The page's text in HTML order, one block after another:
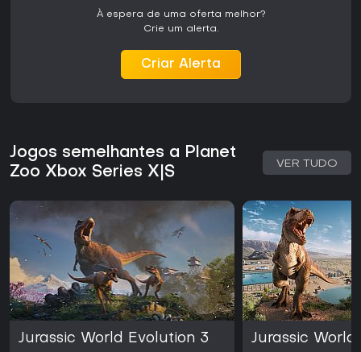
disponibilidade no Xbox Series X|S torna a experiência
À espera de uma oferta melhor?
Crie um alerta.
Criar Alerta
Jogos semelhantes a Planet
Zoo Xbox Series X|S
VER TUDO
Jurassic World Evolution 3 Jurassic